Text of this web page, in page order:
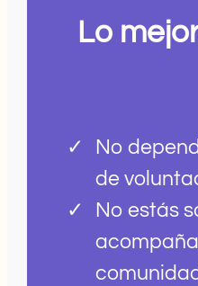
Lo
No
de
No estás